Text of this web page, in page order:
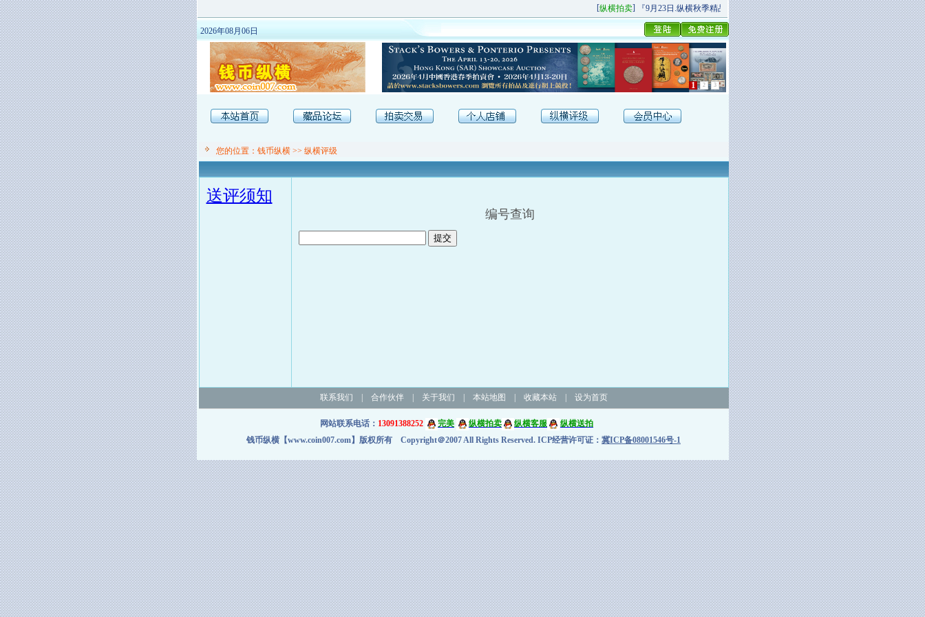
纵横拍卖] 『9月23日.纵横秋季精品场P场』 今日上新！[纵横拍卖]9月20日.纵横秋季杂项
2026年08月06日
1 2 3
您的位置： 钱币纵横>> 纵横评级
送评须知
编号查询
联系我们 合作伙伴| 关于我们 本站地图 收藏本站| 设为首页
网站联系电话： 13091388252 完美 纵横拍卖 纵横客服
纵横送拍
钱币纵横【www.coin007.com】版权所有 Copyright＠2007 All Rights Reserved. ICP经营许可证： 冀ICP备08001546号-1